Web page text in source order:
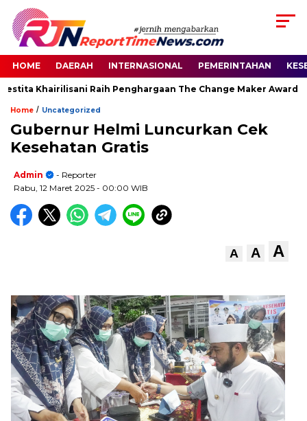
HOME DAERAH INTERNASIONAL PEMERINTAHAN
Khairilisani Raih Penghargaan The Change Maker Awards
Home / Uncategorized
Gubernur Helmi Luncurkan Cek
Kesehatan Gratis
Admin
- Reporter
Rabu, 12 Maret 2025 - 00:00 WIB
A A A